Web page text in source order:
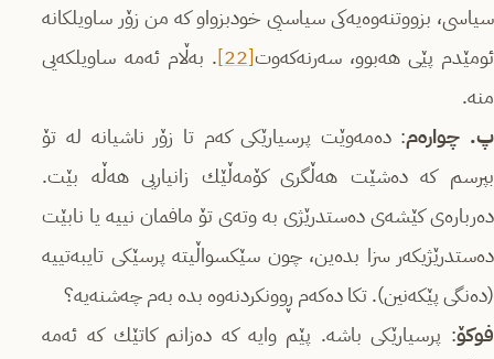
سیاسی، بزووتنه‌وه‌یه‌كی سیاسیی خودبزواو كه‌ من زۆر ساویلكانه‌
ئومێدم پێی هه‌بوو، سه‌رنه‌كه‌وت[22]
. به‌ڵام ئه‌مه‌ ساویلكه‌یی
منه‌.
پ. چواره‌م: ده‌مه‌وێت پرسیارێكی كه‌م تا زۆر ناشیانه‌ له‌ تۆ
بپرسم كه‌ ده‌شێت هه‌ڵگری كۆمه‌ڵێك زانیاریی هه‌ڵه‌ بێت.
ده‌رباره‌ی كێشه‌ی ده‌ستدرێژی به‌ وته‌ی تۆ مافمان نییه‌ یا نابێت
ده‌ستدرێژیكه‌ر سزا بده‌ین، چون سێكسواڵیته‌ پرسێكی تایبه‌تییه‌
(ده‌نگی پێكه‌نین). تكا ده‌كه‌م ڕوونكردنه‌وه‌ بده‌ به‌م چه‌شنه‌یه‌؟
فوکۆ: پرسیارێكی باشه‌. پێم وایه‌ كه‌ ده‌زانم كاتێك كه‌ ئه‌مه‌